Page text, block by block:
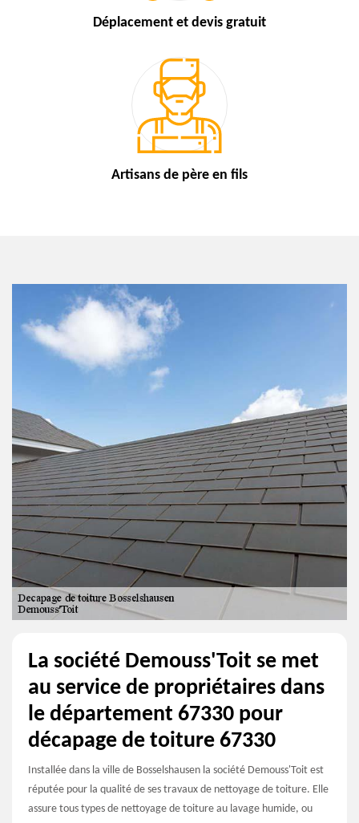
Déplacement et devis gratuit
Artisans de père en fils
La société Demouss'Toit se met
au service de propriétaires dans
le département 67330 pour
décapage de toiture 67330
Installée dans la ville de Bosselshausen la société Demouss'Toit est
réputée pour la qualité de ses travaux de nettoyage de toiture. Elle
assure tous types de nettoyage de toiture au lavage humide, ou